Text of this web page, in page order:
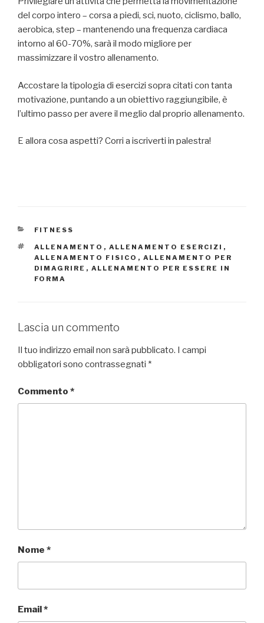
del corpo intero – corsa a piedi, sci, nuoto, ciclismo, ballo,
aerobica, step – mantenendo una frequenza cardiaca
intorno al 60-70%, sarà il modo migliore per
massimizzare il vostro allenamento.
Accostare la tipologia di esercizi sopra citati con tanta
motivazione, puntando a un obiettivo raggiungibile, è
l’ultimo passo per avere il meglio dal proprio allenamento.
E allora cosa aspetti? Corri a iscriverti in palestra!
CATEGORIE
FITNESS
TAG
ALLENAMENTO , ALLENAMENTO ESERCIZI ,
ALLENAMENTO FISICO , ALLENAMENTO PER
DIMAGRIRE , ALLENAMENTO PER ESSERE IN
FORMA
Lascia un commento
Il tuo indirizzo email non sarà pubblicato. I campi
obbligatori sono contrassegnati *
Commento *
Nome *
Email *